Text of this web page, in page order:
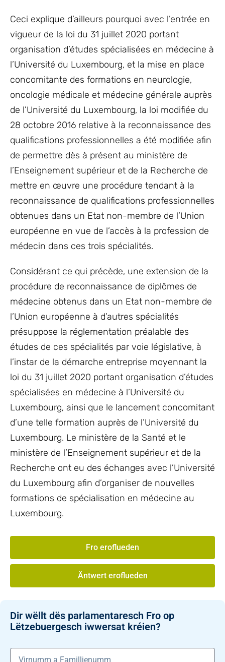
Ceci explique d’ailleurs pourquoi avec l’entrée en
vigueur de la loi du 31 juillet 2020 portant
organisation d’études spécialisées en médecine à
l’Université du Luxembourg, et la mise en place
concomitante des formations en neurologie,
oncologie médicale et médecine générale auprès
de l’Université du Luxembourg, la loi modifiée du
28 octobre 2016 relative à la reconnaissance des
qualifications professionnelles a été modifiée afin
de permettre dès à présent au ministère de
l’Enseignement supérieur et de la Recherche de
mettre en œuvre une procédure tendant à la
reconnaissance de qualifications professionnelles
obtenues dans un Etat non-membre de l’Union
européenne en vue de l’accès à la profession de
médecin dans ces trois spécialités.
Considérant ce qui précède, une extension de la
procédure de reconnaissance de diplômes de
médecine obtenus dans un Etat non-membre de
l’Union européenne à d’autres spécialités
présuppose la réglementation préalable des
études de ces spécialités par voie législative, à
l’instar de la démarche entreprise moyennant la
loi du 31 juillet 2020 portant organisation d’études
spécialisées en médecine à l’Université du
Luxembourg, ainsi que le lancement concomitant
d’une telle formation auprès de l’Université du
Luxembourg. Le ministère de la Santé et le
ministère de l’Enseignement supérieur et de la
Recherche ont eu des échanges avec l’Université
du Luxembourg afin d’organiser de nouvelles
formations de spécialisation en médecine au
Luxembourg.
Fro eroflueden
Äntwert eroflueden
Dir wëllt dës parlamentaresch Fro op
Lëtzebuergesch iwwersat kréien?